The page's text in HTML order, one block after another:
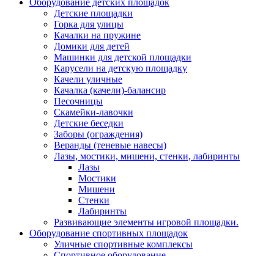
Оборудование детских площадок
Детские площадки
Горка для улицы
Качалки на пружине
Домики для детей
Машинки для детской площадки
Карусели на детскую площадку
Качели уличные
Качалка (качели)-балансир
Песочницы
Скамейки-лавочки
Детские беседки
Заборы (ограждения)
Веранды (теневые навесы)
Лазы, мостики, мишени, стенки, лабиринты
Лазы
Мостики
Мишени
Стенки
Лабиринты
Развивающие элементы игровой площадки.
Оборудование спортивных площадок
Уличные спортивные комплексы